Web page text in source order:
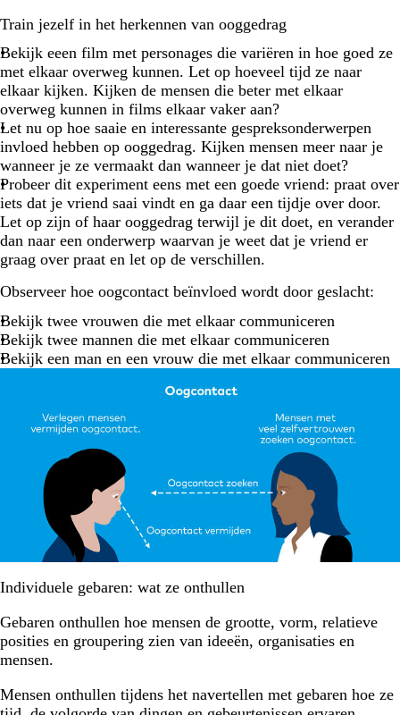
Train jezelf in het herkennen van ooggedrag
Bekijk eeen film met personages die variëren in hoe goed ze
met elkaar overweg kunnen. Let op hoeveel tijd ze naar
elkaar kijken. Kijken de mensen die beter met elkaar
overweg kunnen in films elkaar vaker aan?
Let nu op hoe saaie en interessante gespreksonderwerpen
invloed hebben op ooggedrag. Kijken mensen meer naar je
wanneer je ze vermaakt dan wanneer je dat niet doet?
Probeer dit experiment eens met een goede vriend: praat over
iets dat je vriend saai vindt en ga daar een tijdje over door.
Let op zijn of haar ooggedrag terwijl je dit doet, en verander
dan naar een onderwerp waarvan je weet dat je vriend er
graag over praat en let op de verschillen.
Observeer hoe oogcontact beïnvloed wordt door geslacht:
Bekijk twee vrouwen die met elkaar communiceren
Bekijk twee mannen die met elkaar communiceren
Bekijk een man en een vrouw die met elkaar communiceren
Individuele gebaren: wat ze onthullen
Gebaren onthullen hoe mensen de grootte, vorm, relatieve
posities en groupering zien van ideeën, organisaties en
mensen.
Mensen onthullen tijdens het navertellen met gebaren hoe ze